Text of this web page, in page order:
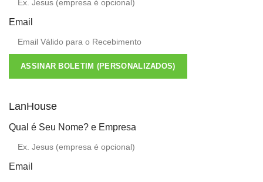
Email
ASSINAR BOLETIM (PERSONALIZADOS)
LanHouse
Qual é Seu Nome? e Empresa
Email